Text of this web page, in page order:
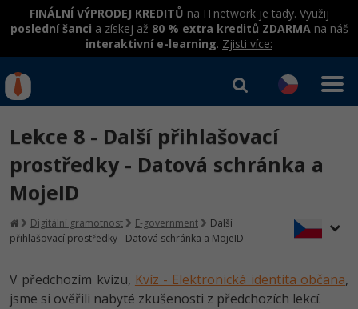
FINÁLNÍ VÝPRODEJ KREDITŮ na ITnetwork je tady. Využij
poslední šanci a získej až 80 % extra kreditů ZDARMAna náš
interaktivní e-learning. Zjisti více:
Rekvalifikace a kurzy
hrazené úřadem práce
Workshopy zdarma
Umělá inteligence v praxi
Datová analýza v praxi
Školení
Základy programování
Školení dle technologií
Kurzy IT profesí
Junior programátor
Senior programátor
Kurzy programování
Java -80%
Testování softwaru
Přihlásit se | Registrovat
Lekce 8 - Další přihlašovací
prostředky - Datová schránka a
MojeID
Digitální gramotnost E-government
Další
přihlašovací prostředky - Datová schránka a MojeID
V předchozím kvízu, Kvíz - Elektronická identita občana,
jsme si ověřili nabyté zkušenosti z předchozích lekcí.